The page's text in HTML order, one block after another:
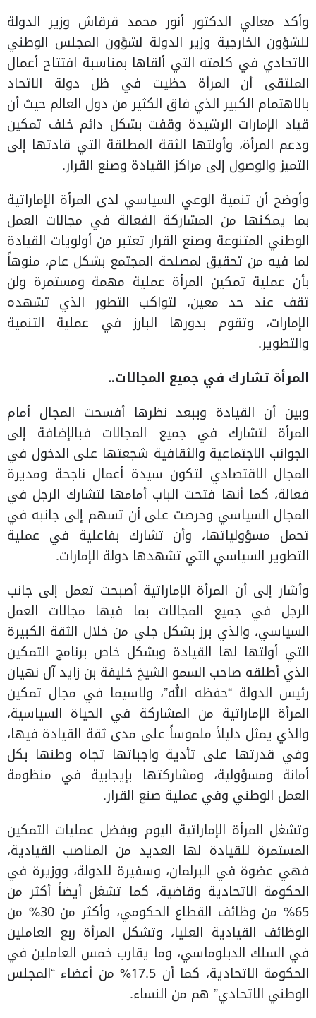
وأكد معالي الدكتور أنور محمد قرقاش وزير الدولة
للشؤون الخارجية وزير الدولة لشؤون المجلس الوطني
الاتحادي في كلمته التي ألقاها بمناسبة افتتاح أعمال
الملتقى أن المرأة حظيت في ظل دولة الاتحاد
بالاهتمام الكبير الذي فاق الكثير من دول العالم حيث أن
قياد الإمارات الرشيدة وقفت بشكل دائم خلف تمكين
ودعم المرأة، وأولتها الثقة المطلقة التي قادتها إلى
التميز والوصول إلى مراكز القيادة وصنع القرار.
وأوضح أن تنمية الوعي السياسي لدى المرأة الإماراتية
بما يمكنها من المشاركة الفعالة في مجالات العمل
الوطني المتنوعة وصنع القرار تعتبر من أولويات القيادة
لما فيه من تحقيق لمصلحة المجتمع بشكل عام، منوهاً
بأن عملية تمكين المرأة عملية مهمة ومستمرة ولن
تقف عند حد معين، لتواكب التطور الذي تشهده
الإمارات، وتقوم بدورها البارز في عملية التنمية
والتطوير.
المرأة تشارك في جميع المجالات..
وبين أن القيادة وببعد نظرها أفسحت المجال أمام
المرأة لتشارك في جميع المجالات فبالإضافة إلى
الجوانب الاجتماعية والثقافية شجعتها على الدخول في
المجال الاقتصادي لتكون سيدة أعمال ناجحة ومديرة
فعالة، كما أنها فتحت الباب أمامها لتشارك الرجل في
المجال السياسي وحرصت على أن تسهم إلى جانبه في
تحمل مسؤولياتها، وأن تشارك بفاعلية في عملية
التطوير السياسي التي تشهدها دولة الإمارات.
وأشار إلى أن المرأة الإماراتية أصبحت تعمل إلى جانب
الرجل في جميع المجالات بما فيها مجالات العمل
السياسي، والذي برز بشكل جلي من خلال الثقة الكبيرة
التي أولتها لها القيادة وبشكل خاص برنامج التمكين
الذي أطلقه صاحب السمو الشيخ خليفة بن زايد آل نهيان
رئيس الدولة “حفظه الله”، ولاسيما في مجال تمكين
المرأة الإماراتية من المشاركة في الحياة السياسية،
والذي يمثل دليلاً ملموساً على مدى ثقة القيادة فيها،
وفي قدرتها على تأدية واجباتها تجاه وطنها بكل
أمانة ومسؤولية، ومشاركتها بإيجابية في منظومة
العمل الوطني وفي عملية صنع القرار.
وتشغل المرأة الإماراتية اليوم وبفضل عمليات التمكين
المستمرة للقيادة لها العديد من المناصب القيادية،
فهي عضوة في البرلمان، وسفيرة للدولة، ووزيرة في
الحكومة الاتحادية وقاضية، كما تشغل أيضاً أكثر من
65% من وظائف القطاع الحكومي، وأكثر من 30% من
الوظائف القيادية العليا، وتشكل المرأة ربع العاملين
في السلك الدبلوماسي، وما يقارب خمس العاملين في
الحكومة الاتحادية، كما أن 17.5% من أعضاء “المجلس
الوطني الاتحادي” هم من النساء.